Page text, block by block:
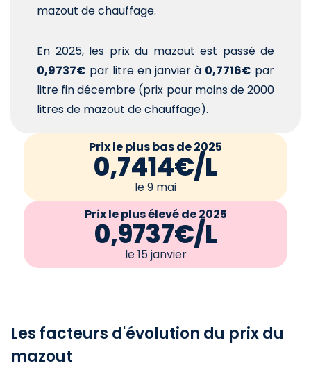
mazout de chauffage.
En 2025, les prix du mazout est passé de
0,9737€ par litre en janvier à 0,7716€ par
litre fin décembre (prix pour moins de 2000
litres de mazout de chauffage).
Prix le plus bas de 2025
0,7414€/L
le 9 mai
Prix le plus élevé de 2025
0,9737€/L
le 15 janvier
Les facteurs d'évolution du prix du
mazout